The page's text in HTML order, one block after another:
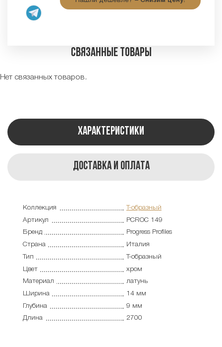
Связанные товары
Нет связанных товаров.
Характеристики
Доставка и оплата
Коллекция
Т-образный
Артикул
PCROC 149
Бренд
Progress Profiles
Страна
Италия
Тип
Т-образный
Цвет
хром
Материал
латунь
Ширина
14 мм
Глубина
9 мм
Длина
2700